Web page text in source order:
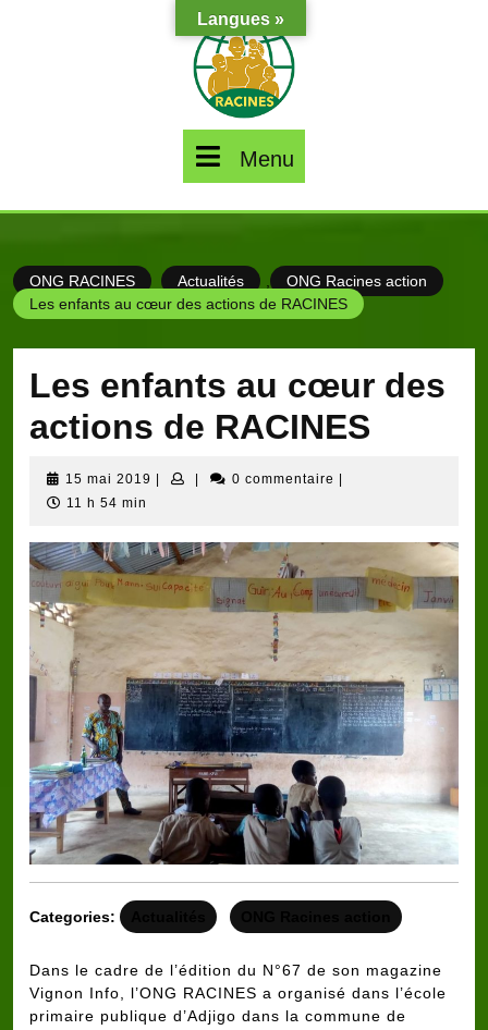
Menu
ONG RACINES Actualités
ONG Racines action
Les enfants au cœur des actions de RACINES
Les enfants au cœur des
actions de RACINES
15 mai 2019 15
0 commentaire
11 h 54 min
Categories:
Dans le cadre de l’édition du N°67 de son magazine
Vignon Info, l’ONG RACINES a organisé dans l’école
primaire publique d’Adjigo dans la commune de
Langues »